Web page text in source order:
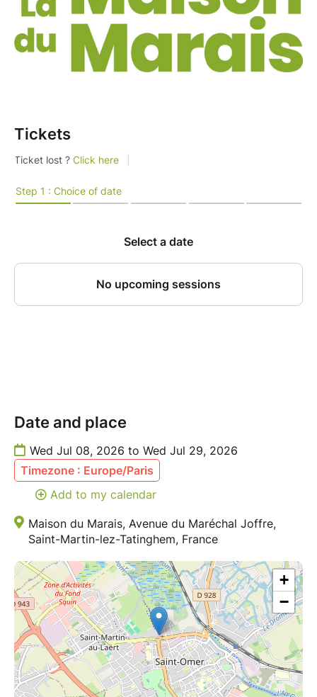
Tickets
Date and place
Wed Jul 08, 2026 to Wed Jul 29, 2026
Timezone : Europe/Paris
Add to my calendar
Maison du Marais, Avenue du Maréchal Joffre,
Saint-Martin-lez-Tatinghem, France
+
−